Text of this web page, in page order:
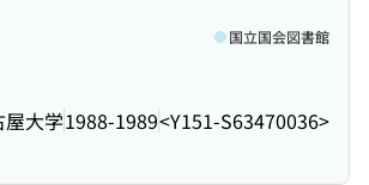
屋大学1988-1989<Y151-S63470036>
国立国会図書館